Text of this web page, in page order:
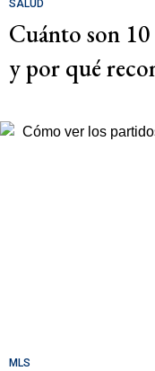
SALUD
Cuánto son
y por qué
MLS